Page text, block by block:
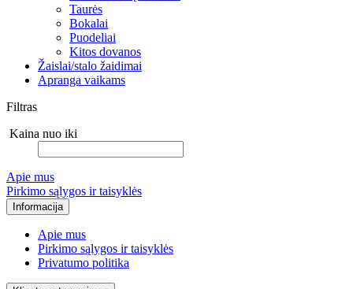
Taurės
Bokalai
Puodeliai
Kitos dovanos
Žaislai/stalo žaidimai
Apranga vaikams
Filtras
Kaina nuo iki
Apie mus
Pirkimo sąlygos ir taisyklės
Informacija
Apie mus
Pirkimo sąlygos ir taisyklės
Privatumo politika